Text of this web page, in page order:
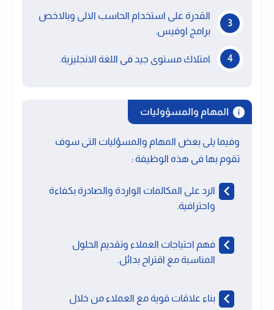
القدرة على استخدام الحاسب الالى وبالاخص
برامج اوفيس.
امتلاك مستوى جيد فى اللغة الانجليزية.
المهام والمسؤوليات
وفيما يلى بعض المهام والمسؤليات التى سوف
تقوم بها فى هذه الوظيفة :
الرد على المكالمات الواردة والصادرة بكفاءة
واحترافية.
فهم احتياجات العملاء وتقديم الحلول
المناسبة مع اقتراح بدائل.
بناء علاقات قوية مع العملاء من خلال